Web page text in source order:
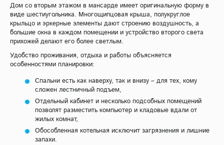
Дом со вторым этажом в мансарде имеет оригинальную форму в
виде шестиугольника. Многощипцовая крыша, полукруглое
крыльцо и эркерные элементы дают строению воздушность, а
большие окна в каждом помещении и устройство второго света
прихожей делают его более светлым.
Удобство проживания, отдыха и работы объясняется
особенностями планировки:
Спальни есть как наверху, так и внизу – для тех, кому
сложен лестничный подъем,
Отдельный кабинет и несколько подсобных помещений
позволят разместить компьютер и кладовые вдали от
жилых комнат,
Обособленная котельная исключит загрязнения и лишние
запахи.